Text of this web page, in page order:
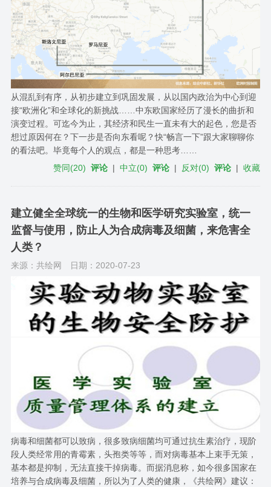
从混乱到有序，从初步建立到巩固发展，从以国内政治为中心到迎
接“欧洲化”和全球化的新挑战……中东欧国家经历了漫长的曲折和
演变过程。可迄今为止，其经济和民生一直未有大的起色，您是否
想过原因何在？下一步是否向东看呢？快“畅言一下”跟大家聊聊你
的看法吧。毕竟每个人的观点，都是一种思考……
赞同(20) 评论 |中立(0) 评论 | 反对(0) 评论 |收藏
建立健全全球统一的生物和医学研究实验室，统一
监督与使用，防止人为合成病毒及细菌，来危害全
人类？
来源：共绘网 日期：2020-07-23
病毒和细菌都可以致病，很多致病细菌均可通过抗生素治疗，现阶
段人类经常用的青霉素，头孢类等等，而对病毒基本上束手无策，
基本都是抑制，无法直接干掉病毒。而据消息称，如今很多国家在
培养与合成病毒及细菌，所以为了人类的健康，《共绘网》建议：